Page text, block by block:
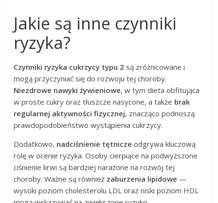
Jakie są inne czynniki
ryzyka?
Czynniki ryzyka cukrzycy typu 2 są zróżnicowane i
mogą przyczyniać się do rozwoju tej choroby.
Niezdrowe nawyki żywieniowe, w tym dieta obfitująca
w proste cukry oraz tłuszcze nasycone, a także brak
regularnej aktywności fizycznej, znacząco podnoszą
prawdopodobieństwo wystąpienia cukrzycy.
Dodatkowo, nadciśnienie tętnicze odgrywa kluczową
rolę w ocenie ryzyka. Osoby cierpiące na podwyższone
ciśnienie krwi są bardziej narażone na rozwój tej
choroby. Ważne są również zaburzenia lipidowe —
wysoki poziom cholesterolu LDL oraz niski poziom HDL